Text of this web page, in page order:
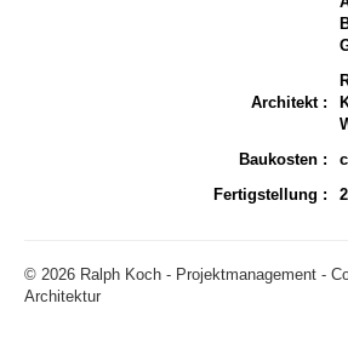
Architekt :
Baukosten :
Fertigstellung :
© 2026 Ralph Koch - Projektmanagement -
Architektur